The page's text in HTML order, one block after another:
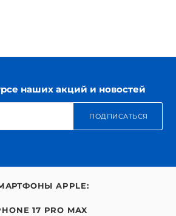
наших акций и новостей
ПОДПИСАТЬСЯ
APPLE:
17 PRO MAX